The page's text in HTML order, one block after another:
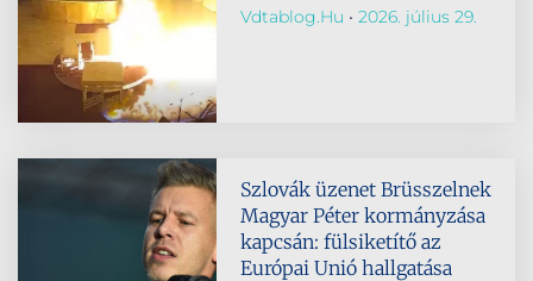
Vdtablog.hu 2026. július 29.
Szlovák üzenet Brüsszelnek
Magyar Péter kormányzása
kapcsán: fülsiketítő az
Európai Unió hallgatása